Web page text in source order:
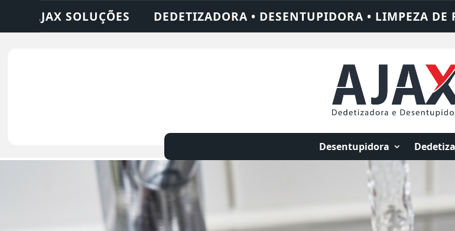
• DESENTUPIDORA • LIMPEZA DE FOSSA • 24 HORAS • CHAME QUEM
Desentupidora